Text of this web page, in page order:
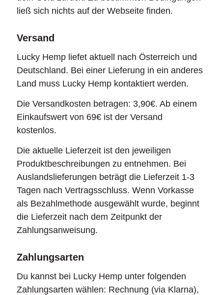
ließ sich nichts auf der Webseite finden.
Versand
Lucky Hemp liefet aktuell nach Österreich und
Deutschland. Bei einer Lieferung in ein anderes
Land muss Lucky Hemp kontaktiert werden.
Die Versandkosten betragen: 3,90€. Ab einem
Einkaufswert von 69€ ist der Versand
kostenlos.
Die aktuelle Lieferzeit ist den jeweiligen
Produktbeschreibungen zu entnehmen. Bei
Auslandslieferungen beträgt die Lieferzeit 1-3
Tagen nach Vertragsschluss. Wenn Vorkasse
als Bezahlmethode ausgewählt wurde, beginnt
die Lieferzeit nach dem Zeitpunkt der
Zahlungsanweisung.
Zahlungsarten
Du kannst bei Lucky Hemp unter folgenden
Zahlungsarten wählen: Rechnung (via Klarna),